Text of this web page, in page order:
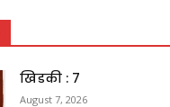
खिडकी : 7
August 7, 2026